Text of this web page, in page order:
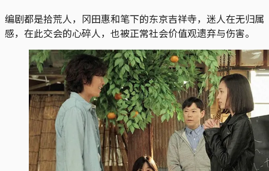
编剧都是拾荒人，冈田惠和笔下的东京吉祥寺，迷人在无归属
感，在此交会的心碎人，也被正常社会价值观遗弃与伤害。